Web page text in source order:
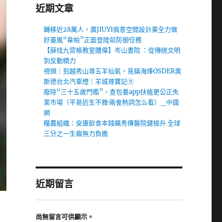
近期文章
轉移近28萬人，廣JIUYI俱意空間設計東全力做
好臺風“韋帕”正面登陸前防御任務
【薛找九宮格教室體偉】岑山書院 ：從傳統文明
到反動精力
視頻｜到越秀山尋五羊仙氣，覓鎮海烽OSDER奧
斯德台北汽車煙｜羊城尋寶記⑨
廢除“三十五歲門檻”，查包養app扶植更公正失
業市場（平易近生不雅·兩會熱詞怎么看）_中國
網
糧農組織：安康飲食本錢飆秀傳醫院健檢升 全球
三分之一生齒無力負擔
近期留言
尚無留言可供顯示。